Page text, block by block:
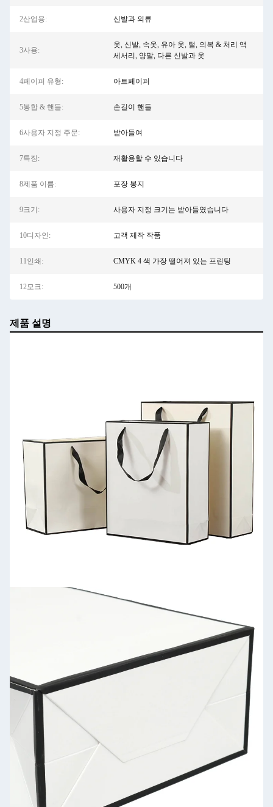
2산업용: 신발과 의류
3사용:
옷, 신발, 속옷, 유아 옷, 털, 의복 & 처리 액
세서리, 양말, 다른 신발과 옷
4페이퍼 유형: 아트페이퍼
5봉합 & 핸들: 손길이 핸들
6사용자 지정 주문: 받아들여
7특징: 재활용할 수 있습니다
8제품 이름: 포장 봉지
9크기: 사용자 지정 크기는 받아들였습니다
10디자인: 고객 제작 작품
11인쇄: CMYK 4 색 가장 떨어져 있는 프린팅
12모크: 500개
제품 설명